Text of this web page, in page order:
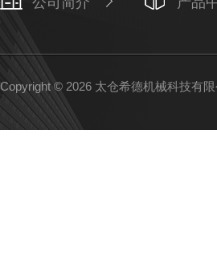
Copyright © 2026 太仓希德机械科技有